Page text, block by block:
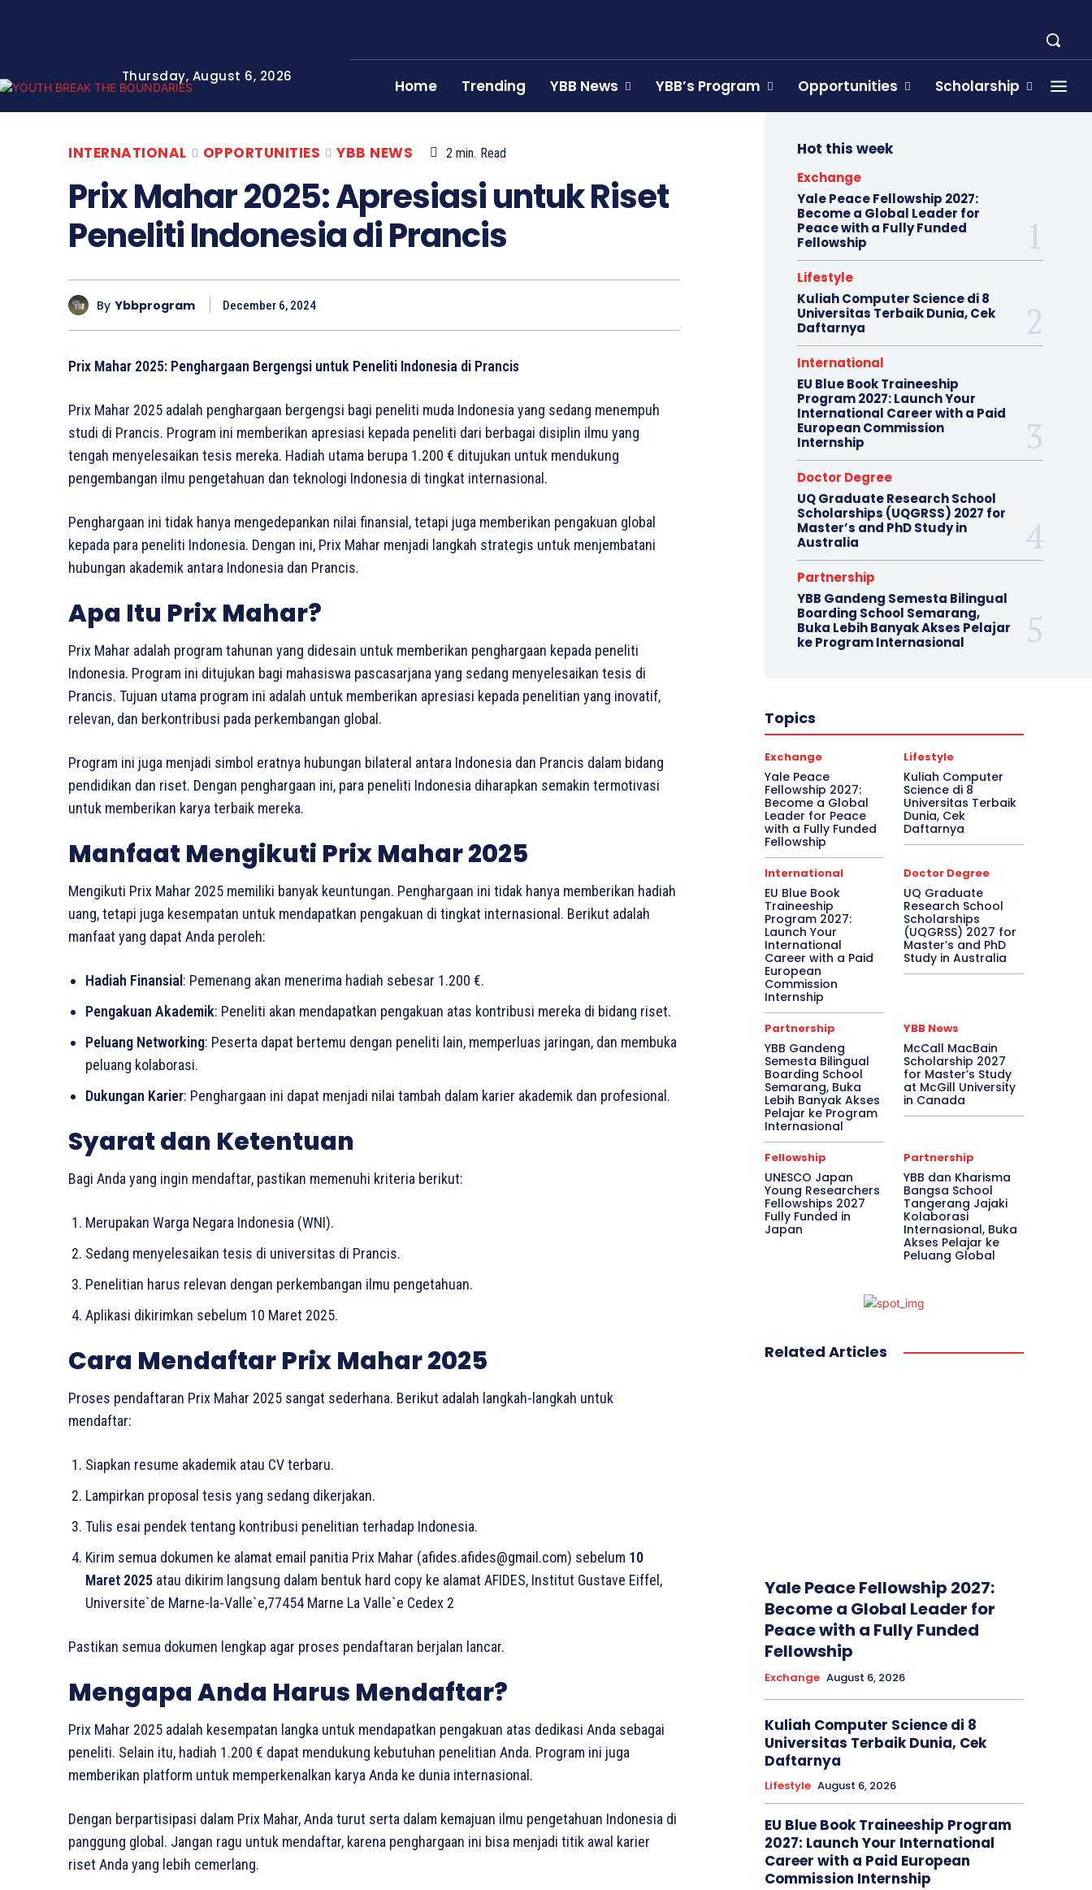
Thursday, August 6, 2026
Home Trending YBB News YBB’s Program Opportunities Scholarship
INTERNATIONAL OPPORTUNITIES YBB NEWS 2 min. Read
Prix Mahar 2025: Apresiasi untuk Riset
Peneliti Indonesia di Prancis
By Ybbprogram December 6, 2024
Prix Mahar 2025: Penghargaan Bergengsi untuk Peneliti Indonesia di Prancis
Prix Mahar 2025 adalah penghargaan bergengsi bagi peneliti muda Indonesia yang sedang menempuh
studi di Prancis. Program ini memberikan apresiasi kepada peneliti dari berbagai disiplin ilmu yang
tengah menyelesaikan tesis mereka. Hadiah utama berupa 1.200 € ditujukan untuk mendukung
pengembangan ilmu pengetahuan dan teknologi Indonesia di tingkat internasional.
Penghargaan ini tidak hanya mengedepankan nilai finansial, tetapi juga memberikan pengakuan global
kepada para peneliti Indonesia. Dengan ini, Prix Mahar menjadi langkah strategis untuk menjembatani
hubungan akademik antara Indonesia dan Prancis.
Apa Itu Prix Mahar?
Prix Mahar adalah program tahunan yang didesain untuk memberikan penghargaan kepada peneliti
Indonesia. Program ini ditujukan bagi mahasiswa pascasarjana yang sedang menyelesaikan tesis di
Prancis. Tujuan utama program ini adalah untuk memberikan apresiasi kepada penelitian yang inovatif,
relevan, dan berkontribusi pada perkembangan global.
Program ini juga menjadi simbol eratnya hubungan bilateral antara Indonesia dan Prancis dalam bidang
pendidikan dan riset. Dengan penghargaan ini, para peneliti Indonesia diharapkan semakin termotivasi
untuk memberikan karya terbaik mereka.
Manfaat Mengikuti Prix Mahar 2025
Mengikuti Prix Mahar 2025 memiliki banyak keuntungan. Penghargaan ini tidak hanya memberikan hadiah
uang, tetapi juga kesempatan untuk mendapatkan pengakuan di tingkat internasional. Berikut adalah
manfaat yang dapat Anda peroleh:
Hadiah Finansial : Pemenang akan menerima hadiah sebesar 1.200 €.
Pengakuan Akademik: Peneliti akan mendapatkan pengakuan atas kontribusi mereka di bidang riset.
Peluang Networking: Peserta dapat bertemu dengan peneliti lain, memperluas jaringan, dan membuka
peluang kolaborasi.
Dukungan Karier: Penghargaan ini dapat menjadi nilai tambah dalam karier akademik dan profesional.
Syarat dan Ketentuan
Bagi Anda yang ingin mendaftar, pastikan memenuhi kriteria berikut:
Merupakan Warga Negara Indonesia (WNI).
Sedang menyelesaikan tesis di universitas di Prancis.
Penelitian harus relevan dengan perkembangan ilmu pengetahuan.
Aplikasi dikirimkan sebelum 10 Maret 2025.
Cara Mendaftar Prix Mahar 2025
Proses pendaftaran Prix Mahar 2025 sangat sederhana. Berikut adalah langkah-langkah untuk
mendaftar:
Siapkan resume akademik atau CV terbaru.
Lampirkan proposal tesis yang sedang dikerjakan.
Tulis esai pendek tentang kontribusi penelitian terhadap Indonesia.
Kirim semua dokumen ke alamat email panitia Prix Mahar (afides.afides@gmail.com) sebelum 10
Maret 2025 atau dikirim langsung dalam bentuk hard copy ke alamat AFIDES, Institut Gustave Eiffel,
Universite`de Marne-la-Valle`e,77454 Marne La Valle`e Cedex 2
Pastikan semua dokumen lengkap agar proses pendaftaran berjalan lancar.
Mengapa Anda Harus Mendaftar?
Prix Mahar 2025 adalah kesempatan langka untuk mendapatkan pengakuan atas dedikasi Anda sebagai
peneliti. Selain itu, hadiah 1.200 € dapat mendukung kebutuhan penelitian Anda. Program ini juga
memberikan platform untuk memperkenalkan karya Anda ke dunia internasional.
Dengan berpartisipasi dalam Prix Mahar, Anda turut serta dalam kemajuan ilmu pengetahuan Indonesia di
panggung global. Jangan ragu untuk mendaftar, karena penghargaan ini bisa menjadi titik awal karier
riset Anda yang lebih cemerlang.
Hot this week
Exchange
Yale Peace Fellowship 2027:
Become a Global Leader for
Peace with a Fully Funded
Fellowship
Lifestyle
Kuliah Computer Science di 8
Universitas Terbaik Dunia, Cek
Daftarnya
International
EU Blue Book Traineeship
Program 2027: Launch Your
International Career with a Paid
European Commission
Internship
Doctor Degree
UQ Graduate Research School
Scholarships (UQGRSS) 2027 for
Master’s and PhD Study in
Australia
Partnership
YBB Gandeng Semesta Bilingual
Boarding School Semarang,
Buka Lebih Banyak Akses Pelajar
ke Program Internasional
Topics
Exchange
Yale Peace
Fellowship 2027:
Become a Global
Leader for Peace
with a Fully Funded
Fellowship
Lifestyle
Kuliah Computer
Science di 8
Universitas Terbaik
Dunia, Cek
Daftarnya
International
EU Blue Book
Traineeship
Program 2027:
Launch Your
International
Career with a Paid
European
Commission
Internship
Doctor Degree
UQ Graduate
Research School
Scholarships
(UQGRSS) 2027 for
Master’s and PhD
Study in Australia
Partnership
YBB Gandeng
Semesta Bilingual
Boarding School
Semarang, Buka
Lebih Banyak Akses
Pelajar ke Program
Internasional
YBB News
McCall MacBain
Scholarship 2027
for Master’s Study
at McGill University
in Canada
Fellowship
UNESCO Japan
Young Researchers
Fellowships 2027
Fully Funded in
Japan
Partnership
YBB dan Kharisma
Bangsa School
Tangerang Jajaki
Kolaborasi
Internasional, Buka
Akses Pelajar ke
Peluang Global
Related Articles
Yale Peace Fellowship 2027:
Become a Global Leader for
Peace with a Fully Funded
Fellowship
Exchange August 6, 2026
Kuliah Computer Science di 8
Universitas Terbaik Dunia, Cek
Daftarnya
Lifestyle August 6, 2026
EU Blue Book Traineeship Program
2027: Launch Your International
Career with a Paid European
Commission Internship